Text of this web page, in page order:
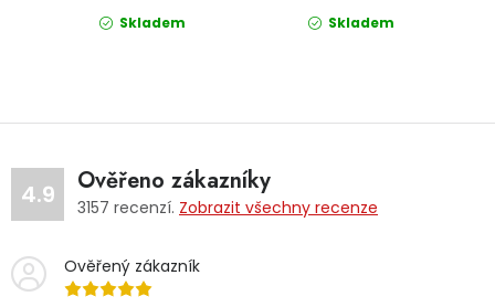
Skladem Skladem
4.9 Ověřeno zákazníky
3157 recenzí. Zobrazit všechny recenze
Ověřený zákazník